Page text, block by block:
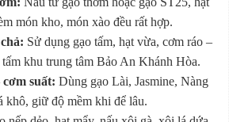
món kho, món xào đều rất hợp.
Sử dụng gạo tấm, hạt vừa, cơm ráo –
khu trung tâm Bảo An Khánh Hòa.
suất: Dùng gạo Lài, Jasmine, Nàng
khô, giữ độ mềm khi để lâu.